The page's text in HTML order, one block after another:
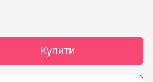
Купити